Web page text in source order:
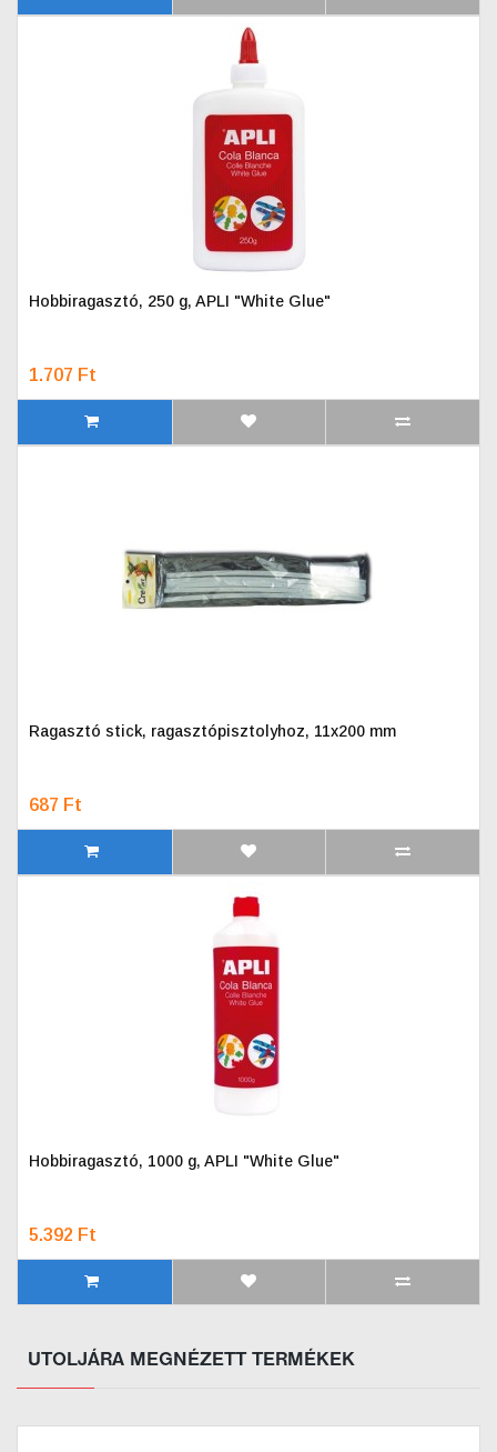
Hobbiragasztó, 250 g, APLI "White Glue"
1.707 Ft
Ragasztó stick, ragasztópisztolyhoz, 11x200 mm
687 Ft
Hobbiragasztó, 1000 g, APLI "White Glue"
5.392 Ft
UTOLJÁRA MEGNÉZETT TERMÉKEK